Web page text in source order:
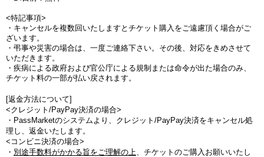
<特記事項>
・キャンセルを複数回いたしますとチケット購入をご遠慮頂く場合がご
ざいます。
・弔事や災害の場合は、一度ご連絡下さい。その後、対応をきめさせて
いただきます。
・疾病による政府および官公庁による規制または命令が出た場合のみ、
チケット料の一部が払い戻されます。
[返金方法について]
<クレジット/PayPay決済の場合>
・PassMarketのシステムより、クレジット/PayPay決済をキャンセル処
理し、返金いたします。
<コンビニ決済の場合>
・ 別途手数料がかかる旨をご理解の上、チケットのご購入お願いいたし